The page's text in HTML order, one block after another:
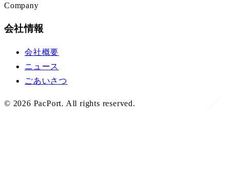
Company
会社情報
会社概要
ニュース
ごあいさつ
© 2026 PacPort. All rights reserved.